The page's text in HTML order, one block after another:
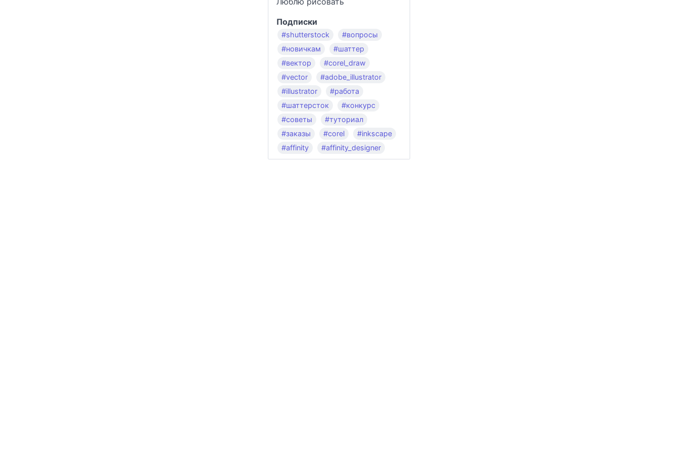
Подписки
#shutterstock
#вопросы
#новичкам
#шаттер
#вектор
#corel_draw
#vector
#adobe_illustrator
#illustrator
#работа
#шаттерсток
#конкурс
#советы
#туториал
#заказы
#corel
#inkscape
#affinity
#affinity_designer